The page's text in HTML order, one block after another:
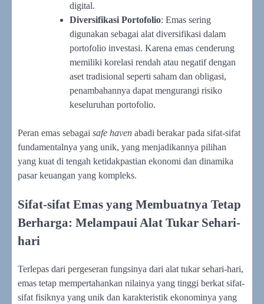
digital.
Diversifikasi Portofolio: Emas sering
digunakan sebagai alat diversifikasi dalam
portofolio investasi. Karena emas cenderung
memiliki korelasi rendah atau negatif dengan
aset tradisional seperti saham dan obligasi,
penambahannya dapat mengurangi risiko
keseluruhan portofolio.
Peran emas sebagai safe haven abadi berakar pada sifat-sifat
fundamentalnya yang unik, yang menjadikannya pilihan
yang kuat di tengah ketidakpastian ekonomi dan dinamika
pasar keuangan yang kompleks.
Sifat-sifat Emas yang Membuatnya Tetap
Berharga: Melampaui Alat Tukar Sehari-
hari
Terlepas dari pergeseran fungsinya dari alat tukar sehari-hari,
emas tetap mempertahankan nilainya yang tinggi berkat sifat-
sifat fisiknya yang unik dan karakteristik ekonominya yang